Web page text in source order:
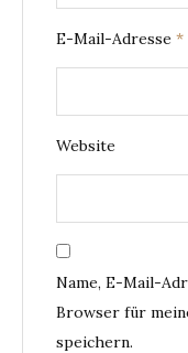
E-Mail-Adresse *
Website
Name, E-Mail-
Browser für
speichern.